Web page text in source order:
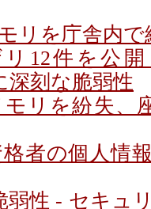
リを庁舎内で
12件を公開
深刻な脆弱性
モリを紛失、
者の個人情
弱性 - セキュ